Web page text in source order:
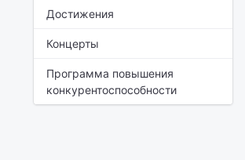
Достижения
Концерты
Программа повышения
конкурентоспособности